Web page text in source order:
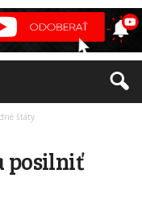
štáty
posilniť